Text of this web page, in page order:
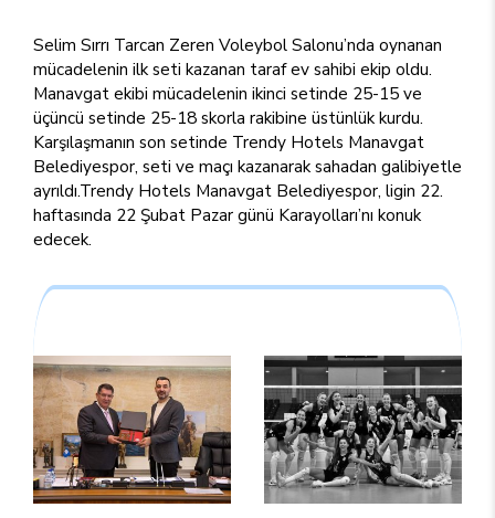
Selim Sırrı Tarcan Zeren Voleybol Salonu’nda oynanan
mücadelenin ilk seti kazanan taraf ev sahibi ekip oldu.
Manavgat ekibi mücadelenin ikinci setinde 25-15 ve
üçüncü setinde 25-18 skorla rakibine üstünlük kurdu.
Karşılaşmanın son setinde Trendy Hotels Manavgat
Belediyespor, seti ve maçı kazanarak sahadan galibiyetle
ayrıldı.Trendy Hotels Manavgat Belediyespor, ligin 22.
haftasında 22 Şubat Pazar günü Karayolları’nı konuk
edecek.